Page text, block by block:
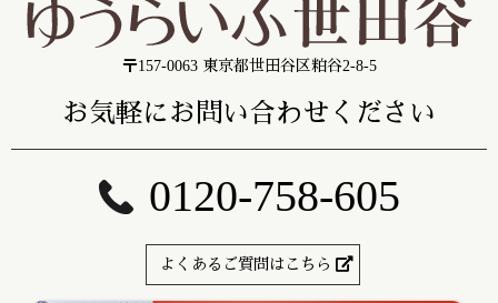
〒157-0063 東京都世田谷区粕谷2-8-5
お気軽にお問い合わせください
0120-758-605
よくあるご質問はこちら